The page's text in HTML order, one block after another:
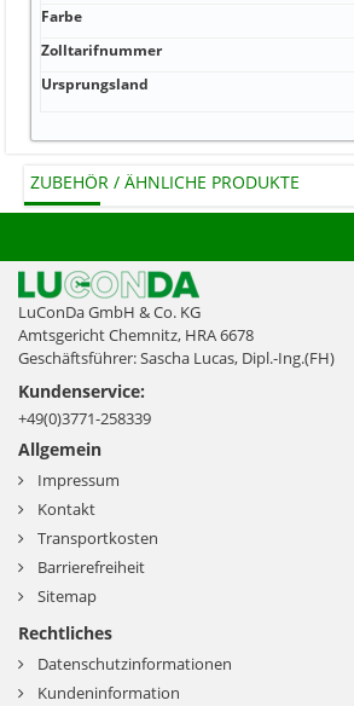
Farbe
Zolltarifnummer
Ursprungsland
ZUBEHÖR / ÄHNLICHE PRODUKTE
LuConDa GmbH & Co. KG
Amtsgericht Chemnitz, HRA 6678
Geschäftsführer: Sascha Lucas, Dipl.-Ing.(FH)
Kundenservice:
+49(0)3771-258339
Allgemein
Impressum
Kontakt
Transportkosten
Barrierefreiheit
Sitemap
Rechtliches
Datenschutzinformationen
Kundeninformation